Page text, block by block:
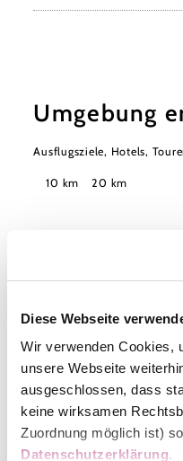
Diese Webseite
Wir verwenden Cookies,
unsere Webseite
ausgeschlossen, dass
keine wirksamen
Zuordnung möglich ist)
Datenschutzerklärung.
Umgebung
Ausflugsziele, Hotels,
Suchradius
10 km 20 km
Wienerwald Tourismus
+43 2231 62176
office@wienerwald.info
ImpressumDatenschutz
Barrierefreiheitserklärung